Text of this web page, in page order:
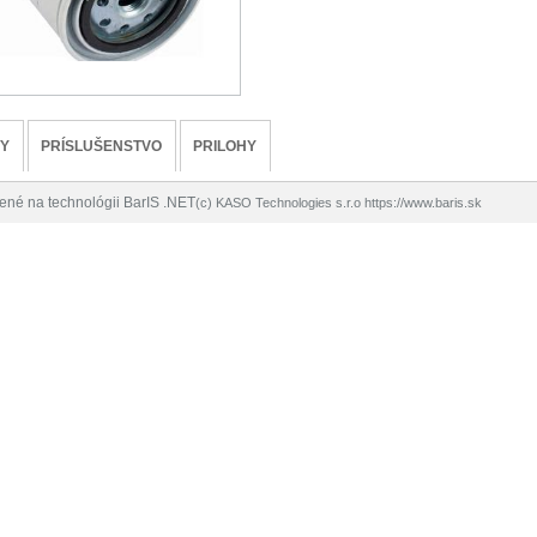
PRÍSLUŠENSTVO PRILOHY
na technológii BarIS .NET(c) KASO Technologies s.r.o https://www.baris.sk